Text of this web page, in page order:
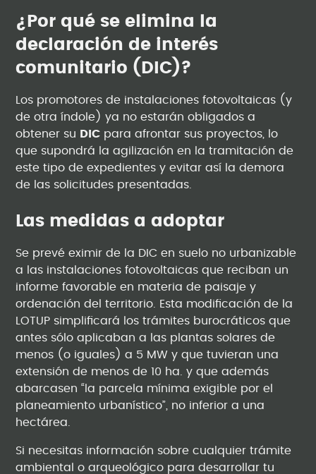
¿Por qué se elimina la
declaración de interés
comunitario (DIC)?
Los promotores de instalaciones fotovoltaicas (y
de otra índole) ya no estarán obligados a
obtener su
DIC para afrontar sus proyectos, lo
que supondrá la agilización en la tramitación de
este tipo de expedientes y evitar así la demora
de las solicitudes presentadas.
Las medidas a adoptar
Se prevé eximir de la DIC en suelo no urbanizable
a las instalaciones fotovoltaicas que reciban un
informe favorable en materia de paisaje y
ordenación del territorio. Esta modificación de la
LOTUP simplificará los trámites burocráticos que
antes sólo aplicaban a las plantas solares de
menos (o iguales) a 5 MW y que tuvieran una
extensión de menos de 10 ha. y que además
abarcasen “la parcela mínima exigible por el
planeamiento urbanístico”, no inferior a una
hectárea.
Si necesitas información sobre cualquier trámite
ambiental o arqueológico para desarrollar tu